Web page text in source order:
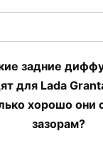
задние
для Lada
хорошо они
зазорам?